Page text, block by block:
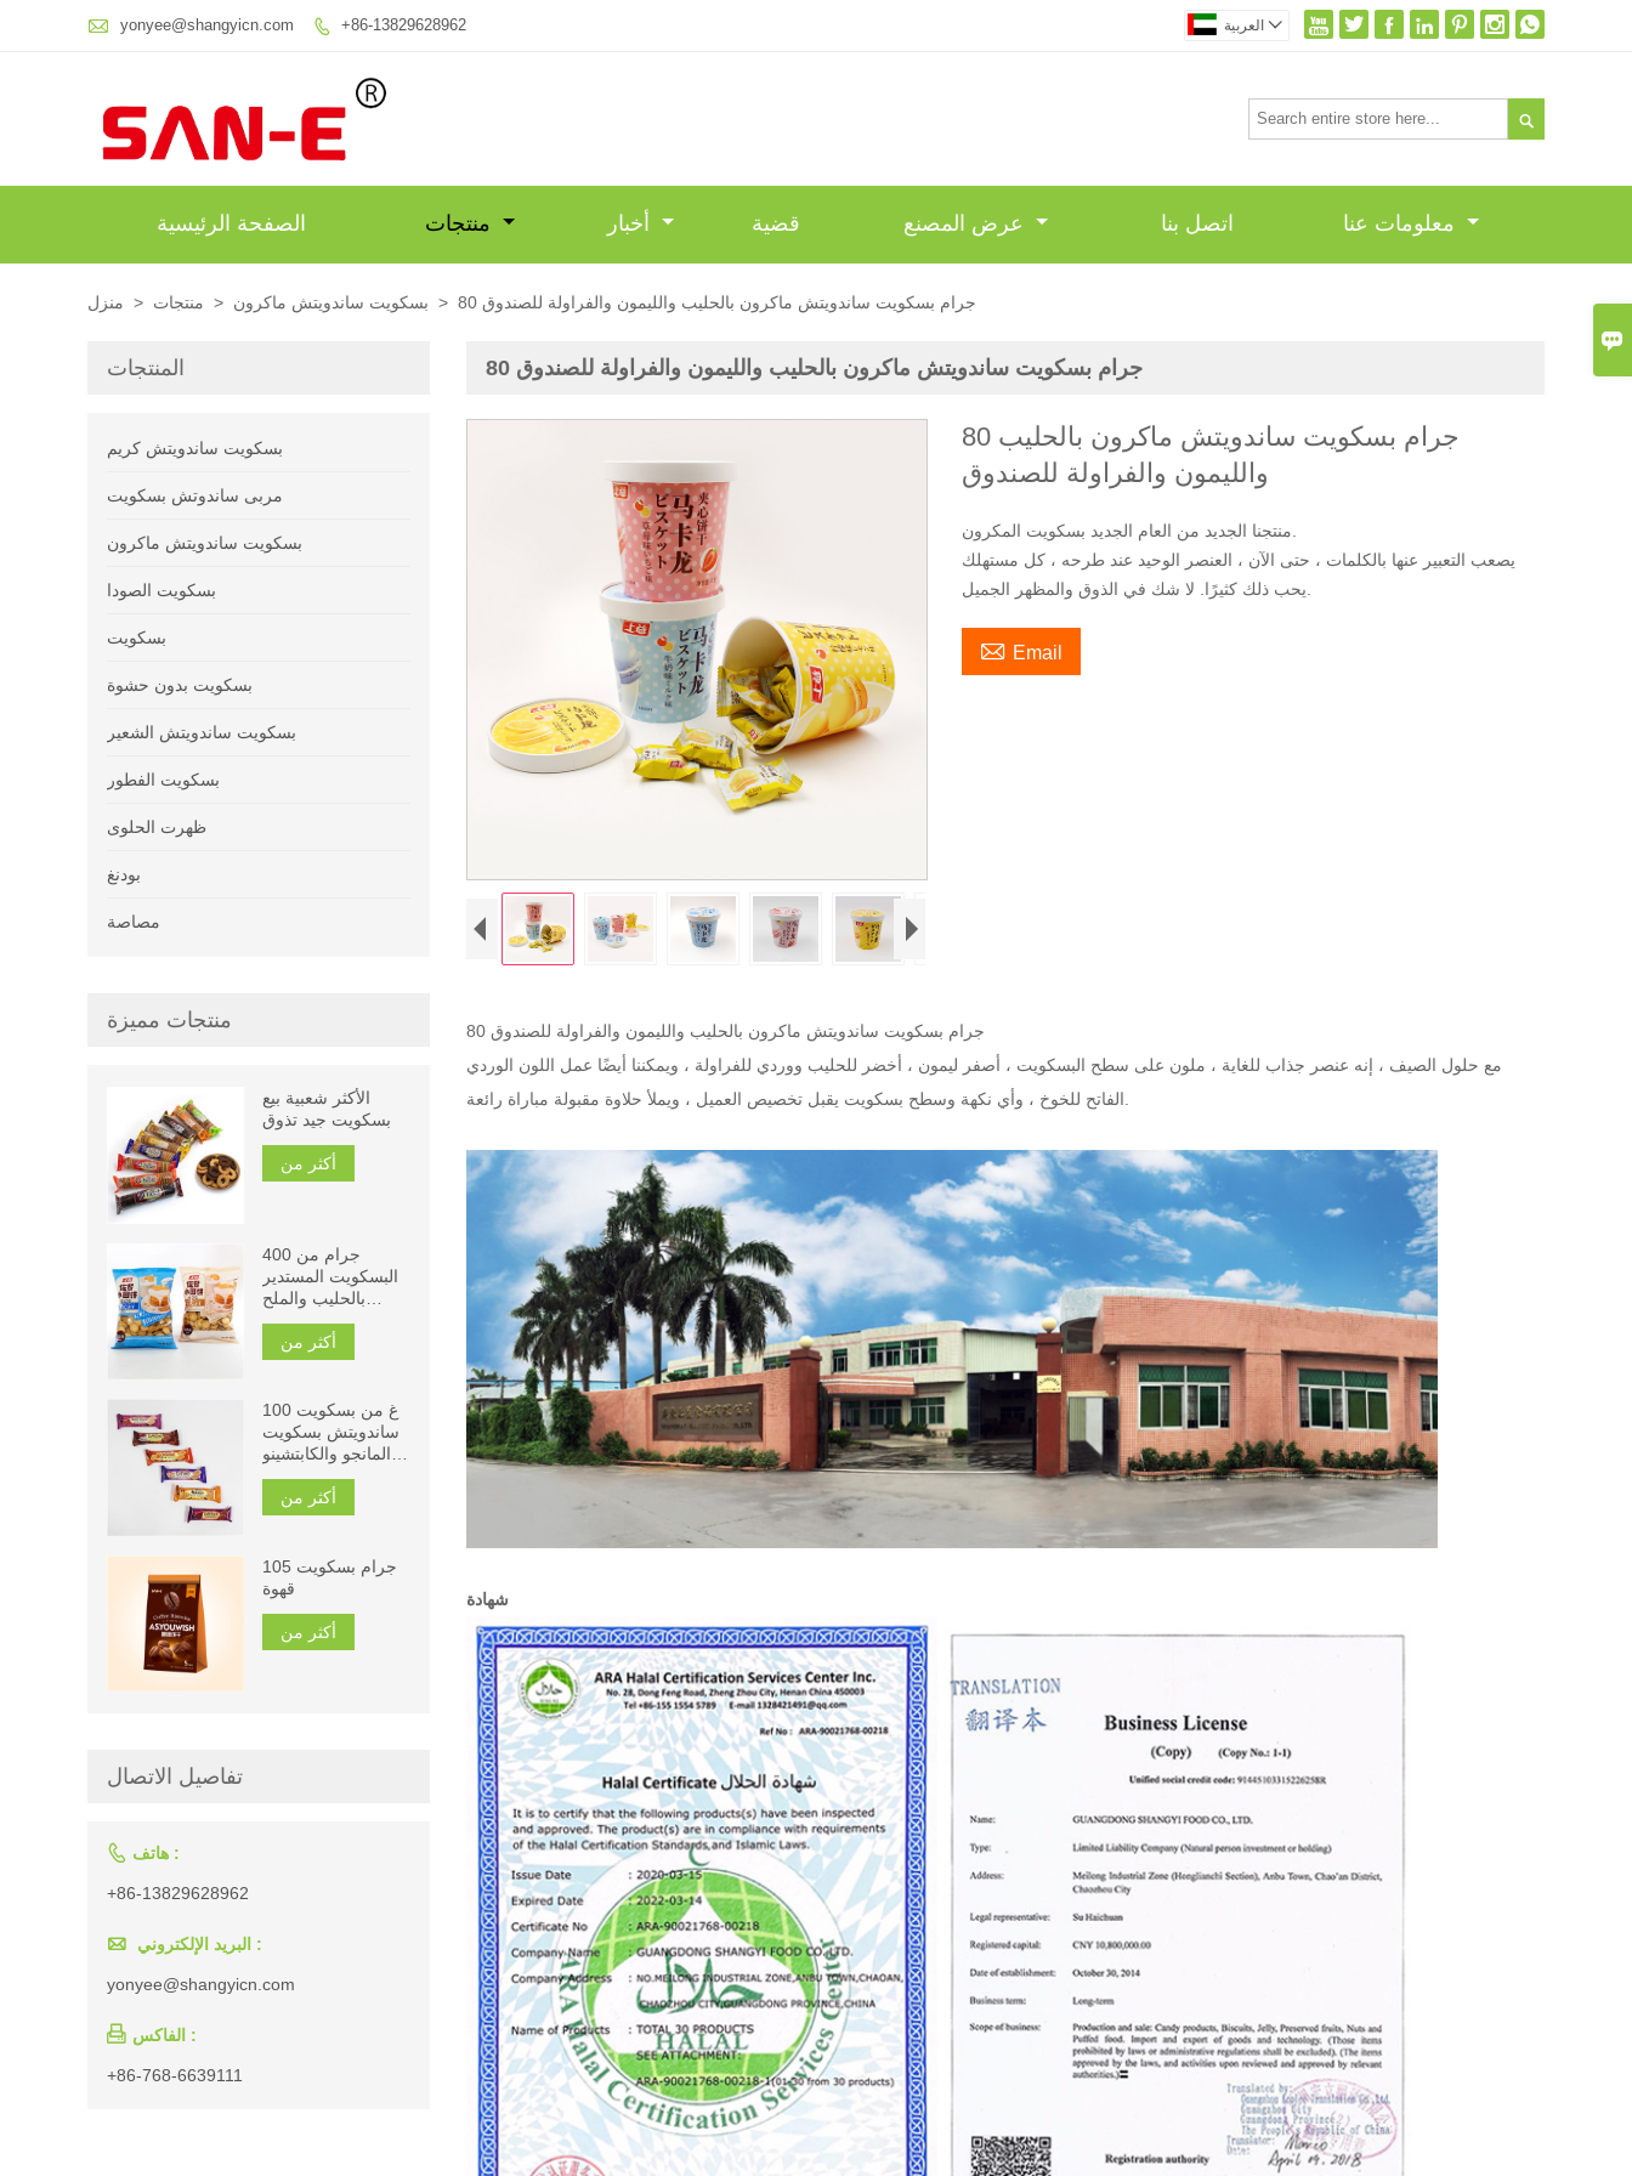

 yonyee@shangyicn.com  +86-13829628962        العربية 

الصفحة الرئيسية قضية اتصل بنا
منزل > منتجات > بسكويت ساندويتش ماكرون > 80 جرام بسكويت ساندويتش ماكرون بالحليب والليمون والفراولة للصندوق
80 جرام بسكويت ساندويتش ماكرون بالحليب والليمون والفراولة للصندوق
80 جرام بسكويت ساندويتش ماكرون بالحليب
والليمون والفراولة للصندوق
يصعب التعبير عنها بالكلمات ، حتى الآن ، العنصر الوحيد عند طرحه ، كل مستهلك
 Email
80 جرام بسكويت ساندويتش ماكرون بالحليب والليمون والفراولة للصندوق
مع حلول الصيف ، إنه عنصر جذاب للغاية ، ملون على سطح البسكويت ، أصفر ليمون ، أخضر للحليب ووردي للفراولة ، ويمكننا أيضًا عمل اللون الوردي
شهادة
المنتجات
بسكويت ساندويتش كريم
مربى ساندوتش بسكويت
بسكويت ساندويتش ماكرون
بسكويت الصودا
بسكويت
بسكويت بدون حشوة
بسكويت ساندويتش الشعير
بسكويت الفطور
ظهرت الحلوى
بودنغ
مصاصة
منتجات مميزة
الأكثر شعبية بيع
بسكويت جيد تذوق
أكثر من
400 جرام من
البسكويت المستدير
بالحليب والملح
الصخري
أكثر من
100 غ من بسكويت
ساندويتش بسكويت
المانجو والكابتشينو
والشوكولاتة والفواكه
التوت
أكثر من
105 جرام بسكويت
قهوة
أكثر من
تفاصيل الاتصال
 هاتف :
+86-13829628962
 البريد الإلكتروني :
yonyee@shangyicn.com
 الفاكس :
+86-768-6639111